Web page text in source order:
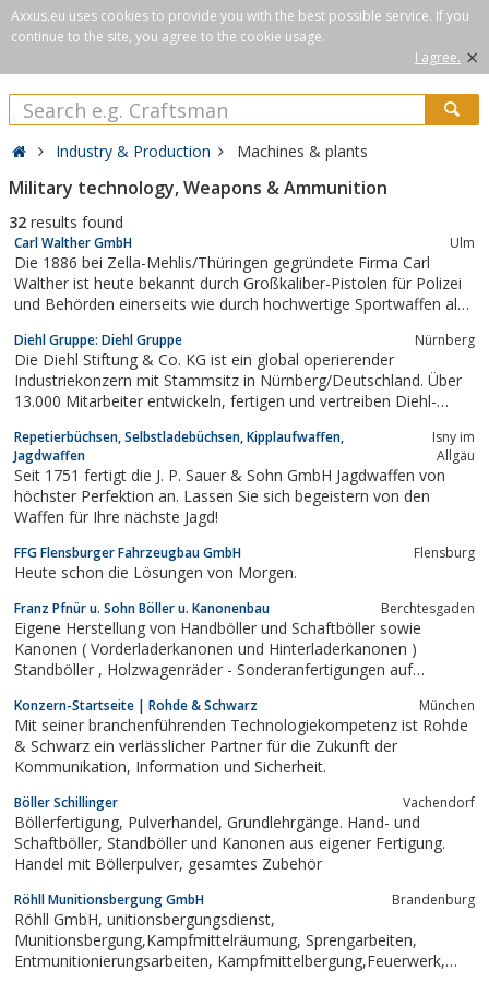
Axxus.eu uses cookies to provide you with the best possible service. If you
continue to the site, you agree to the cookie usage.
I agree. ×
Industry & Production Machines & plants
Military technology, Weapons & Ammunition
32 results found
Carl Walther GmbH Ulm
Die 1886 bei Zella-Mehlis/Thüringen gegründete Firma Carl
Walther ist heute bekannt durch Großkaliber-Pistolen für Polizei
und Behörden einerseits wie durch hochwertige Sportwaffen als
Diehl Gruppe: Diehl Gruppe Nürnberg
Die Diehl Stiftung & Co. KG ist ein global operierender
Industriekonzern mit Stammsitz in Nürnberg/Deutschland. Über
13.000 Mitarbeiter entwickeln, fertigen und vertreiben Diehl-
Kontinenten. Gegliedert in die Teilkonzerne Diehl Metall, Diehl
Controls, Diehl...
Repetierbüchsen, Selbstladebüchsen, Kipplaufwaffen,
Jagdwaffen
Isny im
Allgäu
Seit 1751 fertigt die J. P. Sauer & Sohn GmbH Jagdwaffen von
höchster Perfektion an. Lassen Sie sich begeistern von den
Waffen für Ihre nächste Jagd!
FFG Flensburger Fahrzeugbau GmbH Flensburg
Heute schon die Lösungen von Morgen.
Franz Pfnür u. Sohn Böller u. Kanonenbau Berchtesgaden
Eigene Herstellung von Handböller und Schaftböller sowie
Kanonen ( Vorderladerkanonen und Hinterladerkanonen )
Standböller , Holzwagenräder - Sonderanfertigungen auf
Zünder , Böllerkorken..
Konzern-Startseite | Rohde & Schwarz München
Mit seiner branchenführenden Technologiekompetenz ist Rohde
& Schwarz ein verlässlicher Partner für die Zukunft der
Kommunikation, Information und Sicherheit.
Böller Schillinger Vachendorf
Böllerfertigung, Pulverhandel, Grundlehrgänge. Hand- und
Schaftböller, Standböller und Kanonen aus eigener Fertigung.
Handel mit Böllerpulver, gesamtes Zubehör
Röhll Munitionsbergung GmbH Brandenburg
Röhll GmbH, unitionsbergungsdienst,
Munitionsbergung,Kampfmittelräumung, Sprengarbeiten,
Entmunitionierungsarbeiten, Kampfmittelbergung,Feuerwerk,